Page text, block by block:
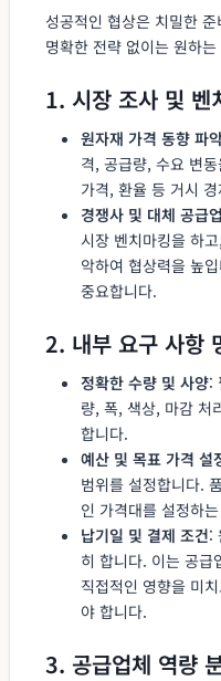
성공적인 협상은 치밀한
명확한 전략 없이는 원하
1. 시장 조사 및 벤
원자재 가격 동향 파
격, 공급량, 수요 변
가격, 환율 등 거시
경쟁사 및 대체 공급
시장 벤치마킹을 하
악하여 협상력을 높
중요합니다.
2. 내부 요구 사항
정확한 수량 및 사양:
량, 폭, 색상, 마감 처
합니다.
예산 및 목표 가격 설
범위를 설정합니다.
인 가격대를 설정하
납기일 및 결제 조건:
히 합니다. 이는 공급
직접적인 영향을 미
야 합니다.
3. 공급업체 역량